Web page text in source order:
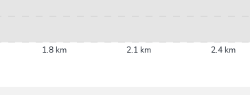
1.8 km 2.1 km 2.4 km